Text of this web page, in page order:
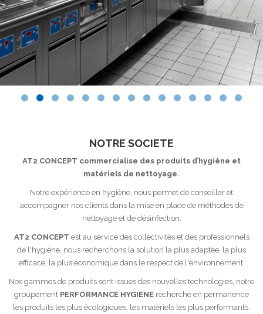
NOTRE SOCIETE
AT2 CONCEPT commercialise des produits d’hygiène et
matériels de nettoyage.
Notre expérience en hygiène, nous permet de conseiller et
accompagner nos clients dans la mise en place de méthodes de
nettoyage et de désinfection.
AT2 CONCEPT est au service des collectivités et des professionnels
de l'hygiène, nous recherchons la solution la plus adaptée, la plus
efficace, la plus économique dans le respect de l'environnement.
Nos gammes de produits sont issues des nouvelles technologies, notre
groupement PERFORMANCE HYGIENE recherche en permanence
les produits les plus écologiques, les matériels les plus performants.